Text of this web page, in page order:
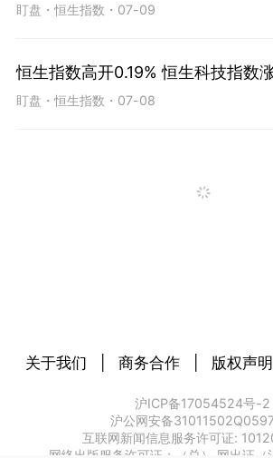
盯盘 ・恒生指数 ・ 07-09
恒生指数高开0.19% 恒生科技指数
盯盘 ・恒生指数 ・ 07-08
关于我们 商务合作 版权声明
沪ICP备17054524号-2
沪公网安备
互联网新闻信息服务许可证:
网络出版服务许可证：（总） 网出证（